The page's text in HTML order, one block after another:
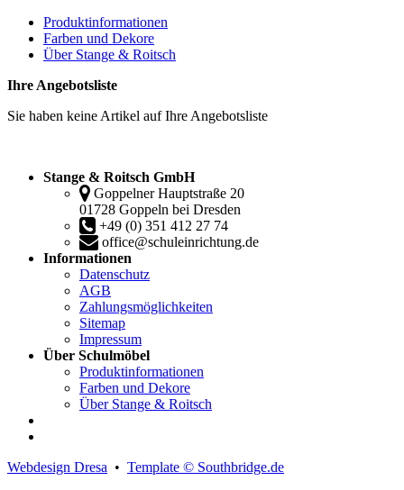
Produktinformationen
Farben und Dekore
Über Stange & Roitsch
Ihre Angebotsliste
Sie haben keine Artikel auf Ihre Angebotsliste
Stange & Roitsch GmbH
Goppelner Hauptstraße 20
01728 Goppeln bei Dresden
+49 (0) 351 412 27 74
office@schuleinrichtung.de
Informationen
Datenschutz
AGB
Zahlungsmöglichkeiten
Sitemap
Impressum
Über Schulmöbel
Produktinformationen
Farben und Dekore
Über Stange & Roitsch
Webdesign Dresa • Template © Southbridge.de